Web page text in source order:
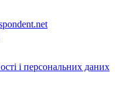
і персональних даних